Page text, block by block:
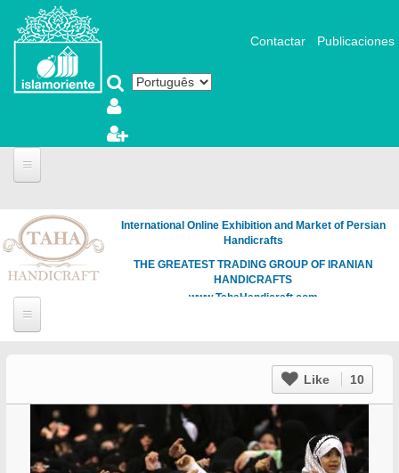
Pular para o conteúdo principal
Contactar Publicaciones
International Online Exhibition and Market of Persian
Handicrafts
THE GREATEST TRADING GROUP OF IRANIAN
HANDICRAFTS
www.TahaHandicraft.com
Like 10